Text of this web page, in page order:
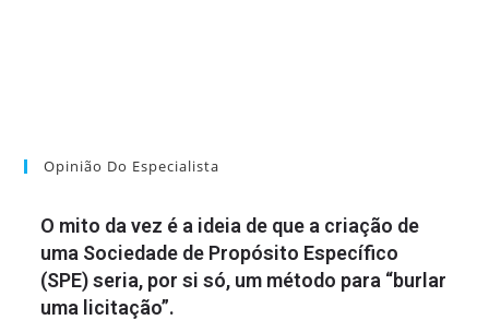
Opinião Do Especialista
O mito da vez é a ideia de que a criação de
uma Sociedade de Propósito Específico
(SPE) seria, por si só, um método para “burlar
uma licitação”.